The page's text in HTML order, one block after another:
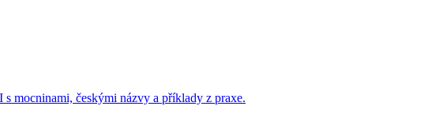
mocninami, českými názvy a příklady z praxe.